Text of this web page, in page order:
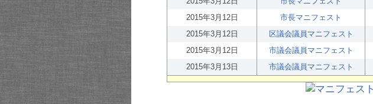
2015年3月12日
市長マニフェスト
2015年3月12日
区議会議員マニフェスト
2015年3月12日
市議会議員マニフェスト
2015年3月13日
市議会議員マニフェスト